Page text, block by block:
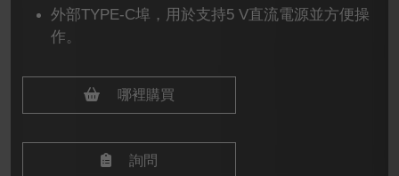
外部TYPE-C埠，用於支持5 V直流電源並方便操
作。
哪裡購買
詢問